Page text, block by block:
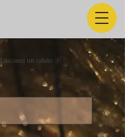
Lasciami un saluto :)